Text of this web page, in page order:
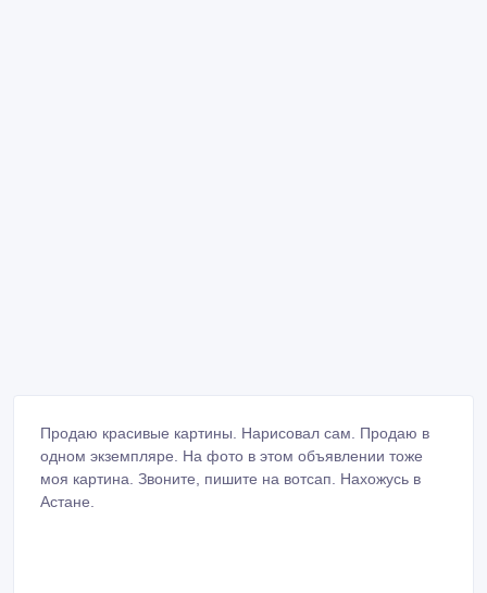
Продаю красивые картины. Нарисовал сам. Продаю в
одном экземпляре. На фото в этом объявлении тоже
моя картина. Звоните, пишите на вотсап. Нахожусь в
Астане.